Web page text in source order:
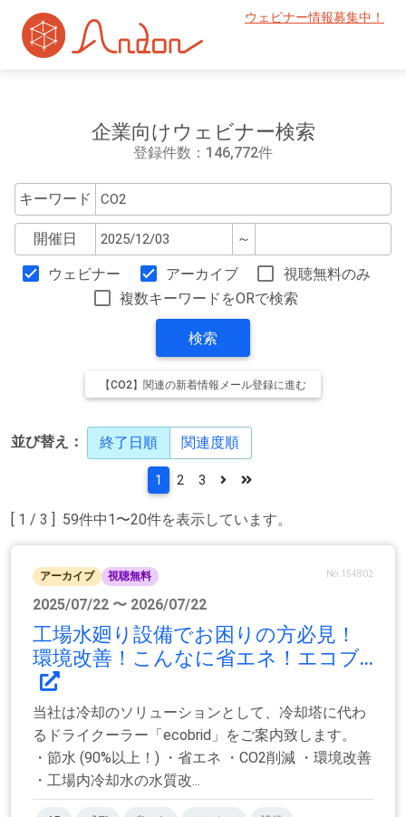
ウェビナー情報募集中！
企業向けウェビナー検索
登録件数：146,772件
キーワード
開催日 ～
ウェビナー アーカイブ
視聴無料のみ
複数キーワードをORで検索
検索
【CO2】関連の新着情報メール登録に進む
並び替え： 終了日順 関連度順
[ 1 / 3 ] 59件中1〜20件を表示しています。
1 2 3
アーカイブ 視聴無料 No.154802
2025/07/22 〜 2026/07/22
工場水廻り設備でお困りの方必見！
環境改善！こんなに省エネ！エコブ...
当社は冷却のソリューションとして、冷却塔に代わ
るドライクーラー「ecobrid」をご案内致します。
・節水 (90%以上！) ・省エネ ・CO2削減 ・環境改善
・工場内冷却水の水質改...